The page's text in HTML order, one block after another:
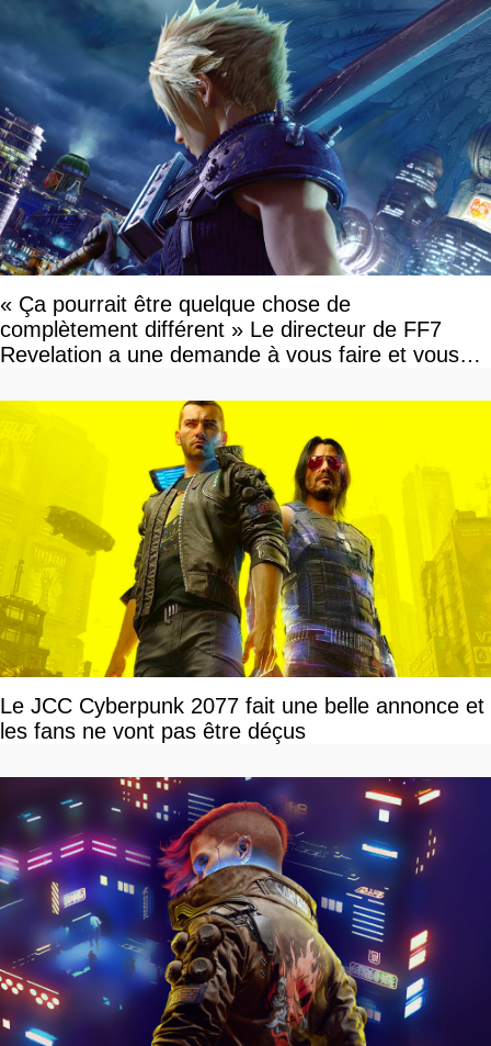
« Ça pourrait être quelque chose de
complètement différent » Le directeur de FF7
Revelation a une demande à vous faire et vous
Le JCC Cyberpunk 2077 fait une belle annonce et
les fans ne vont pas être déçus